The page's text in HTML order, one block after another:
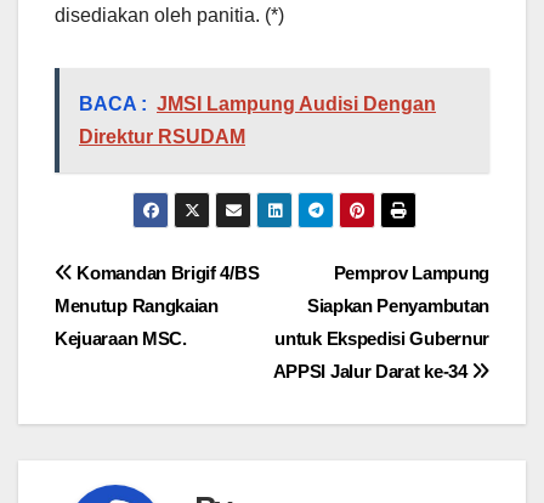
disediakan oleh panitia. (*)
BACA : JMSI Lampung Audisi Dengan
Direktur RSUDAM
Navigasi
pos
Pemprov Lampung
Siapkan Penyambutan
untuk Ekspedisi Gubernur
APPSI Jalur Darat ke-34
Komandan Brigif 4/BS
Menutup Rangkaian
Kejuaraan MSC.